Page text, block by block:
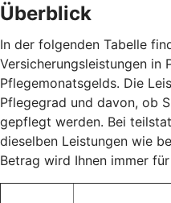
Überblick
In der folgenden Tabelle
Versicherungsleistungen in
Pflegemonatsgelds. Die
Pflegegrad und davon, ob
gepflegt werden. Bei
dieselben Leistungen wie
Betrag wird Ihnen immer